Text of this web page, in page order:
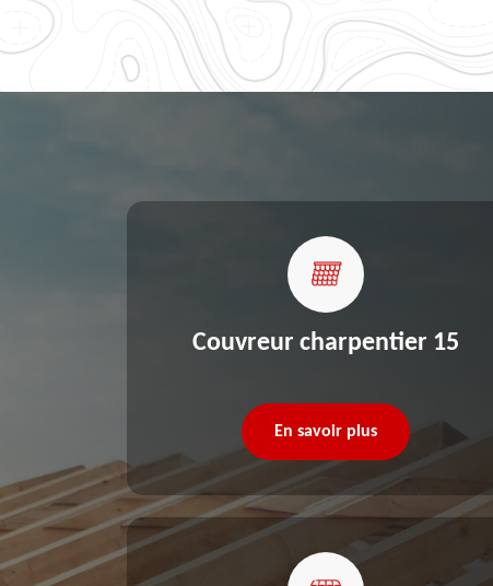
Couvreur charpentier 15
En savoir plus